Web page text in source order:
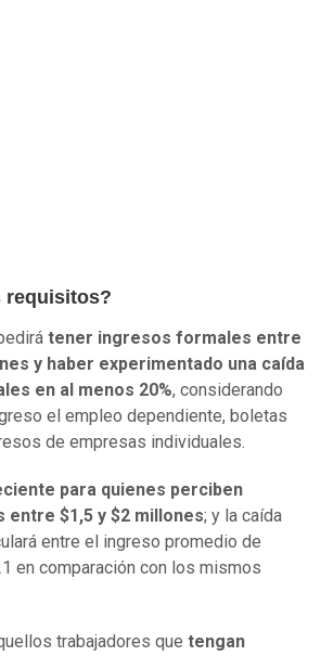
requisitos?
tener ingresos formales entre
y haber experimentado una caída
en al menos 20%, considerando
el empleo dependiente, boletas
de empresas individuales.
para quienes perciben
$1,5 y $2 millones; y la caída
entre el ingreso promedio de
en comparación con los mismos
trabajadores que tengan